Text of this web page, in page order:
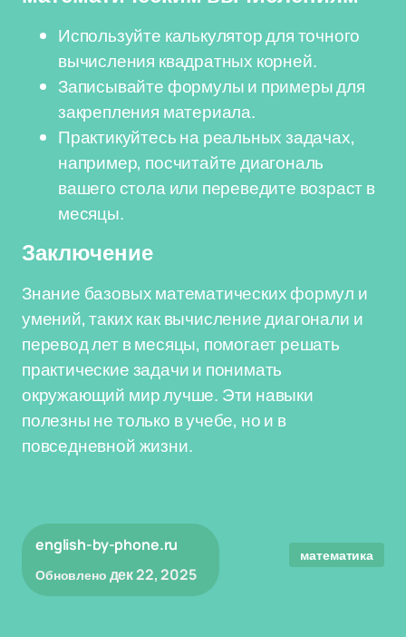
Используйте калькулятор для точного
вычисления квадратных корней.
Записывайте формулы и примеры для
закрепления материала.
Практикуйтесь на реальных задачах,
например, посчитайте диагональ
вашего стола или переведите возраст в
месяцы.
Заключение
Знание базовых математических формул и
умений, таких как вычисление диагонали и
перевод лет в месяцы, помогает решать
практические задачи и понимать
окружающий мир лучше. Эти навыки
полезны не только в учебе, но и в
повседневной жизни.
english-by-phone.ru
Обновлено дек 22, 2025
математика